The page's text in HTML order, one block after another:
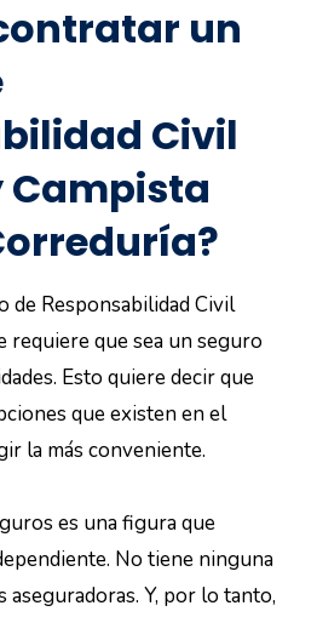
un
Civil
Campista
de Responsabilidad Civil
requiere que sea un seguro
Esto quiere decir que
que existen en el
la más conveniente.
es una figura que
No tiene ninguna
Y, por lo tanto,